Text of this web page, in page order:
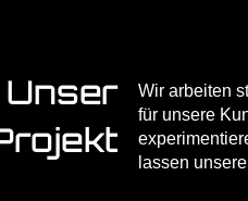
Unser
Wir arbeiten
für unsere
lassen